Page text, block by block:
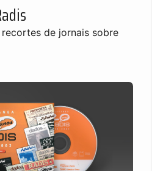
de jornais sobre